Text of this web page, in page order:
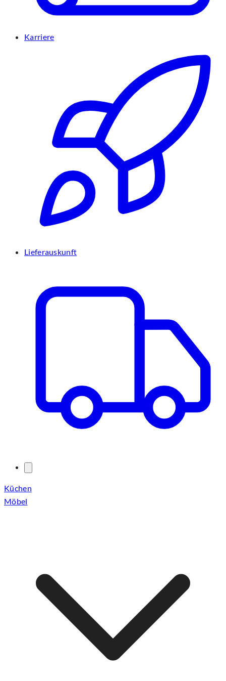
Karriere
Lieferauskunft
Küchen
Möbel